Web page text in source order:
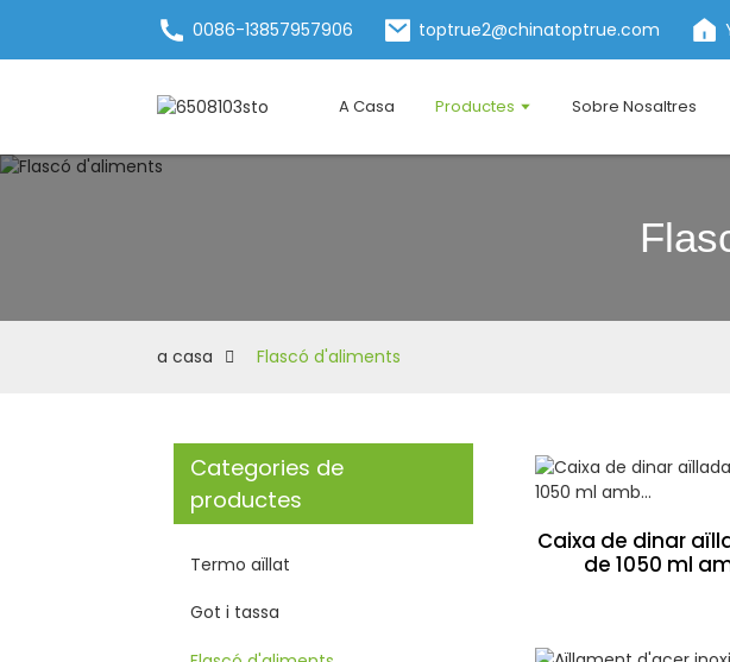
0086-13857957906 toptrue2@chinatoptrue.com
A Casa Productes Sobre Nosaltres
a casa Flascó d'aliments
Categories de
productes
Termo aïllat
Got i tassa
Caixa de dinar
de 1050 ml